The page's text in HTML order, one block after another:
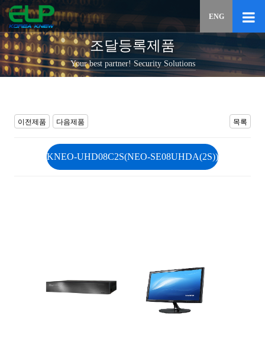
이메
답변
등록
시
답변이
ENG
조달등록제품
Your best partner! Security Solutions
이전제품 다음제품 목록
KNEO-UHD08C2S(NEO-SE08UHDA(2S))